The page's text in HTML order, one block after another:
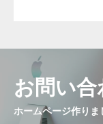
お問い合
ホームページ作りま